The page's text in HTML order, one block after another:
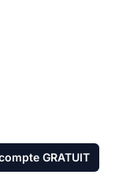
GRATUIT